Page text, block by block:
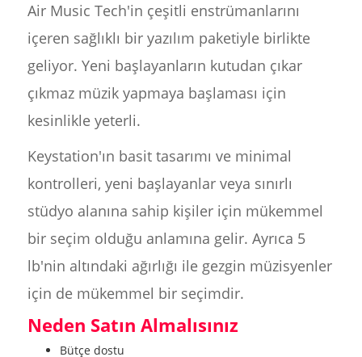
Air Music Tech'in çeşitli enstrümanlarını
içeren sağlıklı bir yazılım paketiyle birlikte
geliyor. Yeni başlayanların kutudan çıkar
çıkmaz müzik yapmaya başlaması için
kesinlikle yeterli.
Keystation'ın basit tasarımı ve minimal
kontrolleri, yeni başlayanlar veya sınırlı
stüdyo alanına sahip kişiler için mükemmel
bir seçim olduğu anlamına gelir. Ayrıca 5
lb'nin altındaki ağırlığı ile gezgin müzisyenler
için de mükemmel bir seçimdir.
Neden Satın Almalısınız
Bütçe dostu